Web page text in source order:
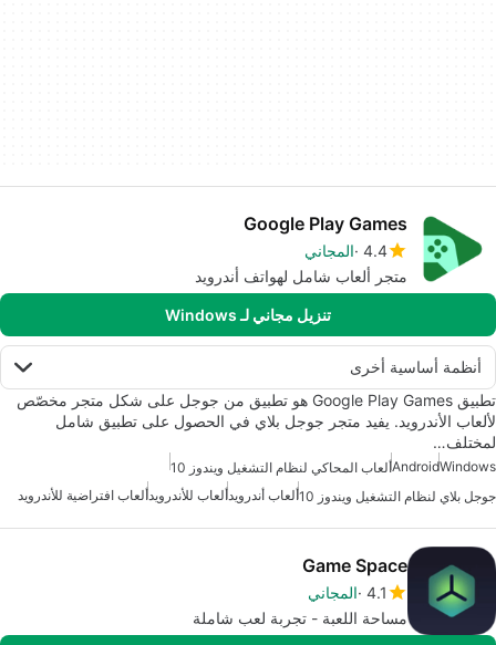
Google Play Games
4.4 المجاني
متجر ألعاب شامل لهواتف أندرويد
تنزيل مجاني لـ Windows
أنظمة أساسية أخرى
تطبيق Google Play Games هو تطبيق من جوجل على شكل متجر مخصّص
لألعاب الأندرويد. يفيد متجر جوجل بلاي في الحصول على تطبيق شامل
لمختلف…
Windows
Androidألعاب المحاكي لنظام التشغيل ويندوز 10
جوجل بلاي لنظام التشغيل ويندوز 10
ألعاب أندرويدألعاب للأندرويدألعاب افتراضية للأندرويد
Game Space
4.1 المجاني
مساحة اللعبة - تجربة لعب شاملة